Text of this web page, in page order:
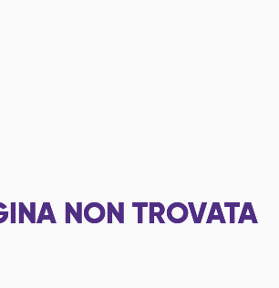
NON TROVATA